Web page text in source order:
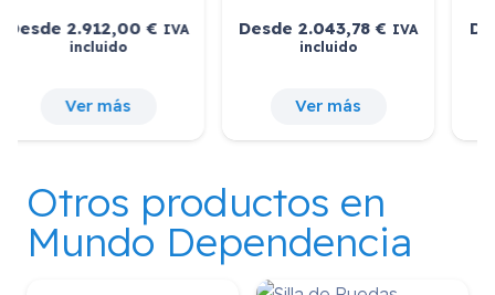
Desde 2.912,00€
incluido
Ver más
Desde 2.043,78€
incluido
Ver más
Otros productos en
Mundo Dependencia